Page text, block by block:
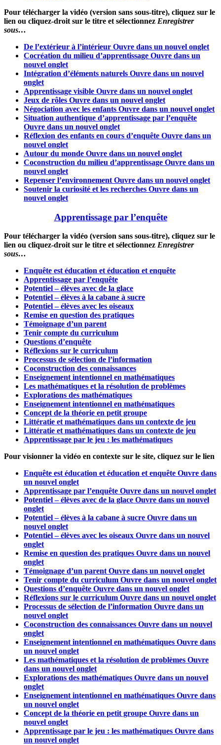
Pour télécharger la vidéo (version sans sous-titre), cliquez sur le
lien ou cliquez-droit sur le titre et sélectionnez Enregistrer
sous…
De l’extérieur à l’intérieur Ouvre dans un nouvel onglet
Cocréation du milieu d’apprentissage Ouvre dans un
nouvel onglet
Intégration d’éléments naturels Ouvre dans un nouvel
onglet
Apprentissage visible Ouvre dans un nouvel onglet
Jeux de rôles Ouvre dans un nouvel onglet
Négociation avec les enfants Ouvre dans un nouvel onglet
Situation authentique d’apprentissage par l’enquête
Ouvre dans un nouvel onglet
Réflexion des enfants en cours d’enquête Ouvre dans un
nouvel onglet
Autour du monde Ouvre dans un nouvel onglet
Coconstruction du milieu d’apprentissage Ouvre dans un
nouvel onglet
Repenser l’environnement Ouvre dans un nouvel onglet
Soutenir la curiosité et les recherches Ouvre dans un
nouvel onglet
Apprentissage par l’enquête
Pour télécharger la vidéo (version sans sous-titre), cliquez sur le
lien ou cliquez-droit sur le titre et sélectionnez Enregistrer
sous…
Enquête est éducation et éducation et enquête
Apprentissage par l’enquête
Potentiel – élèves avec de la glace
Potentiel – élèves à la cabane à sucre
Potentiel – élèves avec les oiseaux
Remise en question des pratiques
Témoignage d’un parent
Tenir compte du curriculum
Questions d’enquête
Réflexions sur le curriculum
Processus de sélection de l’information
Coconstruction des connaissances
Enseignement intentionnel en mathématiques
Les mathématiques et la résolution de problèmes
Explorations des mathématiques
Enseignement intentionnel en mathématiques
Concept de la théorie en petit groupe
Littératie et mathématiques dans un contexte de jeu
Littératie et mathématiques dans un contexte de jeu
Apprentissage par le jeu : les mathématiques
Pour visionner la vidéo en contexte sur le site, cliquez sur le lien
Enquête est éducation et éducation et enquête Ouvre dans
un nouvel onglet
Apprentissage par l’enquête Ouvre dans un nouvel onglet
Potentiel – élèves avec de la glace Ouvre dans un nouvel
onglet
Potentiel – élèves à la cabane à sucre Ouvre dans un
nouvel onglet
Potentiel – élèves avec les oiseaux Ouvre dans un nouvel
onglet
Remise en question des pratiques Ouvre dans un nouvel
onglet
Témoignage d’un parent Ouvre dans un nouvel onglet
Tenir compte du curriculum Ouvre dans un nouvel onglet
Questions d’enquête Ouvre dans un nouvel onglet
Réflexions sur le curriculum Ouvre dans un nouvel onglet
Processus de sélection de l’information Ouvre dans un
nouvel onglet
Coconstruction des connaissances Ouvre dans un nouvel
onglet
Enseignement intentionnel en mathématiques Ouvre dans
un nouvel onglet
Les mathématiques et la résolution de problèmes Ouvre
dans un nouvel onglet
Explorations des mathématiques Ouvre dans un nouvel
onglet
Enseignement intentionnel en mathématiques Ouvre dans
un nouvel onglet
Concept de la théorie en petit groupe Ouvre dans un
nouvel onglet
Apprentissage par le jeu : les mathématiques Ouvre dans
un nouvel onglet